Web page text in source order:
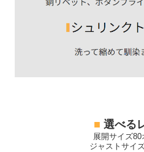
■ 選べる
展開サイズ80
ジャストサイ